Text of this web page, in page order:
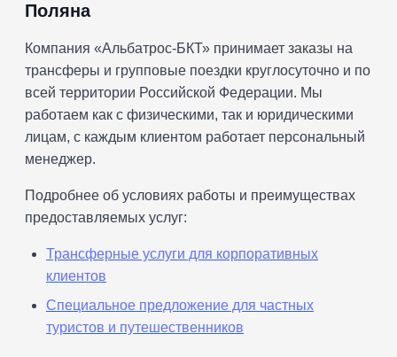
Поляна
Компания «Альбатрос-БКТ» принимает заказы на
трансферы и групповые поездки круглосуточно и по
всей территории Российской Федерации. Мы
работаем как с физическими, так и юридическими
лицам, с каждым клиентом работает персональный
менеджер.
Подробнее об условиях работы и преимуществах
предоставляемых услуг:
Трансферные услуги для корпоративных
клиентов
Специальное предложение для частных
туристов и путешественников